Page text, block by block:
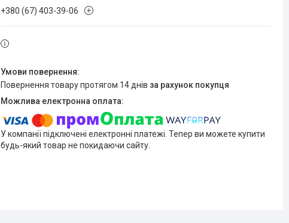
+380 (67) 403-39-06
повернення товару протягом 14 днів за рахунок покупця
У компанії підключені електронні платежі. Тепер ви можете купити
будь-який товар не покидаючи сайту.